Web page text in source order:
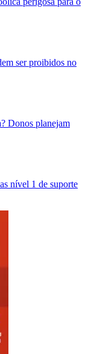
ser proibidos no
Donos planejam
nível 1 de suporte